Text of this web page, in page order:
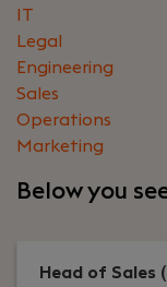
IT
Legal
Engineering
Sales
Operations
Marketing
Below you
Head of Sales